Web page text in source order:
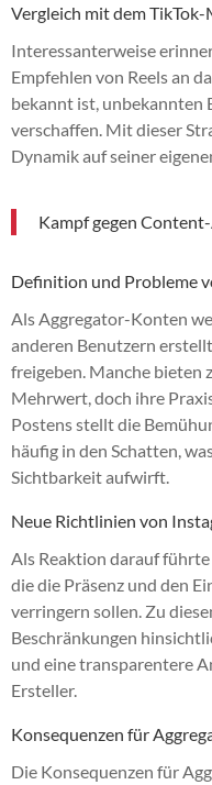
Vergleich mit dem
Interessanterweise
Empfehlen von Reels an
bekannt ist, unbekannten
verschaffen. Mit dieser
Dynamik auf seiner
Kampf gegen
Definition und Probleme
Als Aggregator-Konten
anderen Benutzern
freigeben. Manche bieten
Mehrwert, doch ihre
Postens stellt die
häufig in den Schatten,
Sichtbarkeit aufwirft.
Neue Richtlinien von
Als Reaktion darauf
die die Präsenz und den
verringern sollen. Zu
Beschränkungen
und eine transparentere
Ersteller.
Konsequenzen für
Die Konsequenzen für